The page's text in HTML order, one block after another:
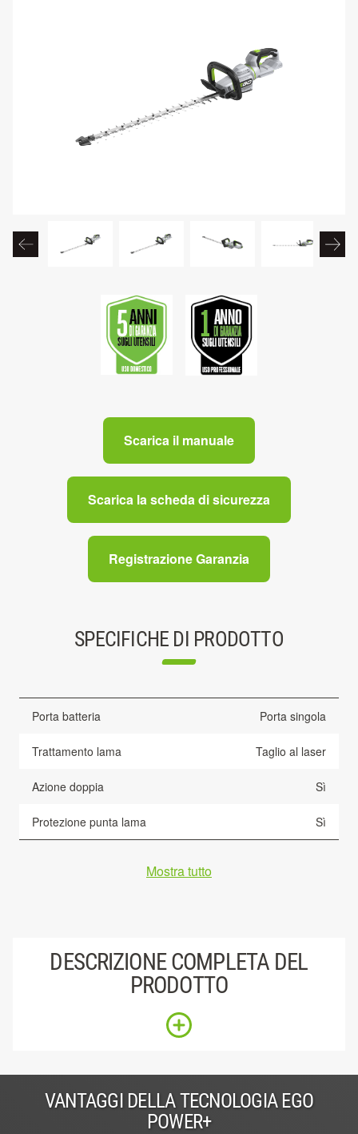
Scarica il manuale
Scarica la scheda di sicurezza
Registrazione Garanzia
SPECIFICHE DI PRODOTTO
Porta batteria Porta singola
Trattamento lama Taglio al laser
Azione doppia Sì
Protezione punta lama Sì
Mostra tutto
DESCRIZIONE COMPLETA DEL
PRODOTTO
VANTAGGI DELLA TECNOLOGIA EGO
POWER+